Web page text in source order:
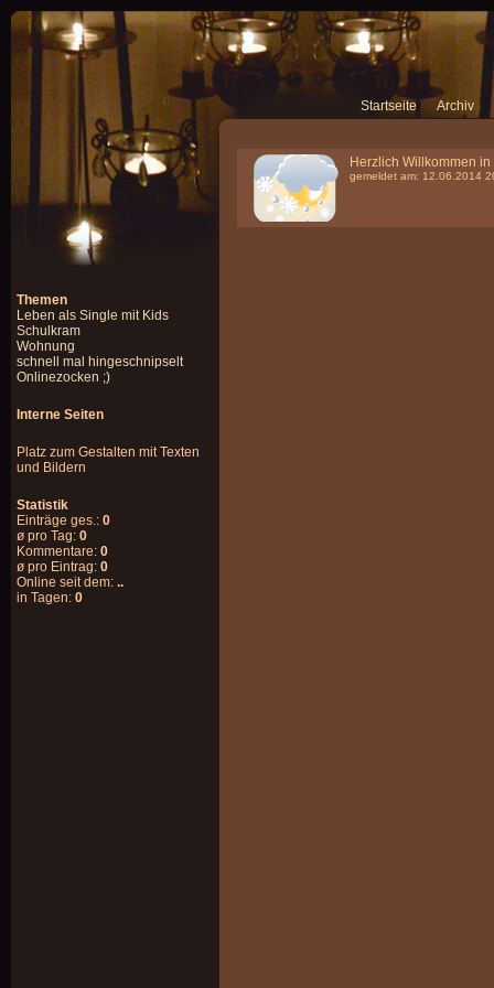
Startseite Archiv
Themen
Leben als Single mit Kids
Schulkram
Wohnung
schnell mal hingeschnipselt
Onlinezocken ;)
Interne Seiten
Platz zum Gestalten mit Texten
und Bildern
Statistik
Einträge ges.: 0
ø pro Tag: 0
Kommentare: 0
ø pro Eintrag: 0
Online seit dem: ..
in Tagen: 0
Herzlich Willkommen
gemeldet am: 12.06.2014